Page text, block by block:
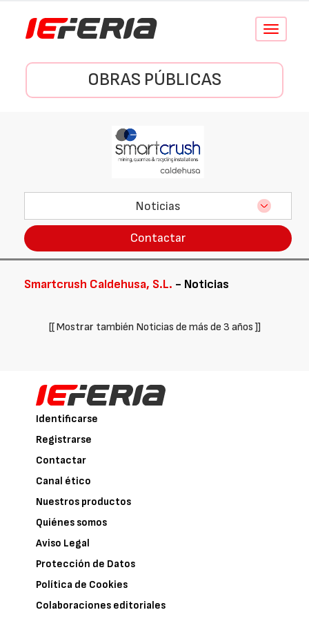
Conmutar
OBRAS PÚBLICAS
Noticias
Contactar
Smartcrush Caldehusa, S.L. - Noticias
[[ Mostrar también Noticias de más de 3 años ]]
Identificarse
Registrarse
Contactar
Canal ético
Nuestros productos
Quiénes somos
Aviso Legal
Protección de Datos
Política de Cookies
Colaboraciones editoriales